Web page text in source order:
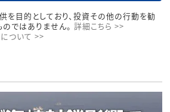
を目的としており、投資その他の行動を勧
ではありません。 詳細こちら >>
ついて >>